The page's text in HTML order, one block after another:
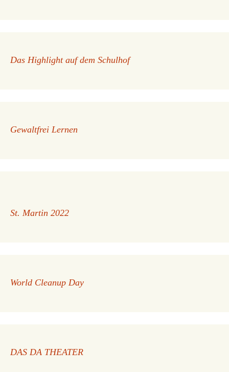
Das Highlight auf dem Schulhof
Gewaltfrei Lernen
St. Martin 2022
World Cleanup Day
DAS DA THEATER